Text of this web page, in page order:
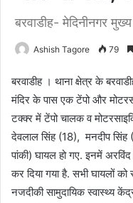
बरवाडीह- मेदिनीनगर
Ashish Tagore 79
बरवाडीह । थाना क्षेत्र के
मंदिर के पास एक टेंपो और
टक्‍क्‍र में टेंपो चालक व
देवलाल सिंह (18), मनदीप
पांकी) घायल हो गए. इनमें
कर दिया गया है. सभी घायलों
नजदीकी सामुदायिक स्वास्थ्य